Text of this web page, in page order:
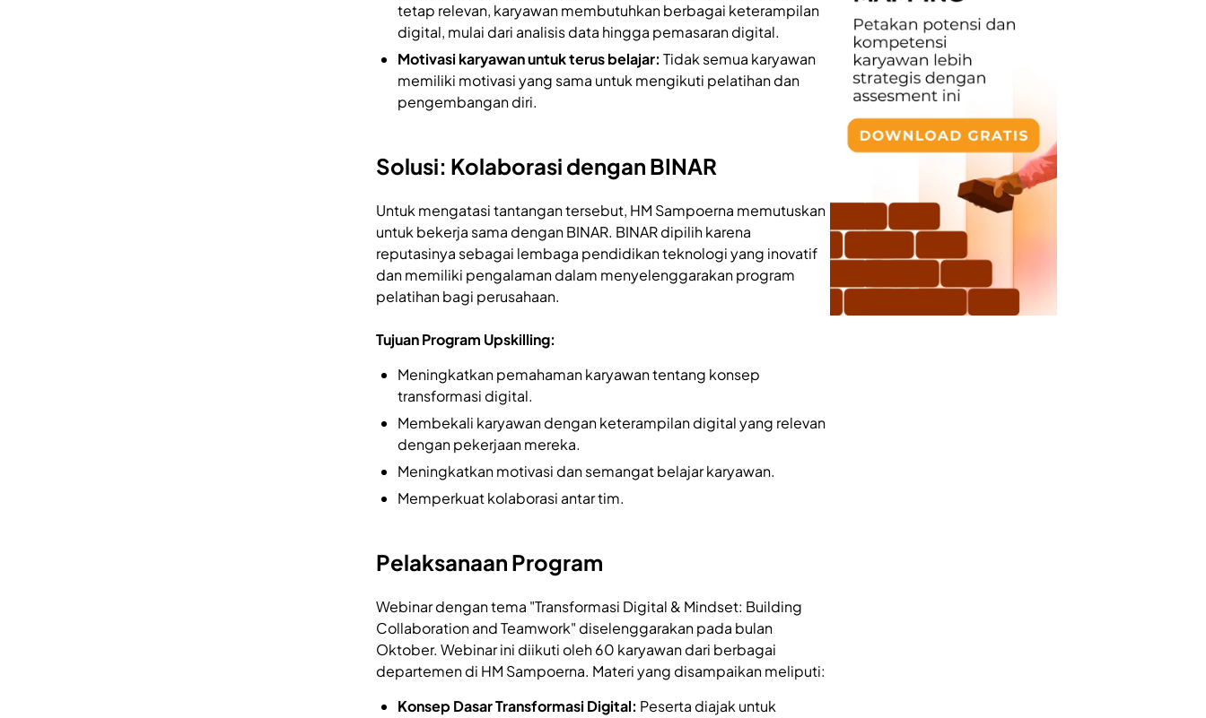
tetap relevan, karyawan membutuhkan berbagai keterampilan
digital, mulai dari analisis data hingga pemasaran digital.
Motivasi karyawan untuk terus belajar: Tidak semua karyawan
memiliki motivasi yang sama untuk mengikuti pelatihan dan
pengembangan diri.
Solusi: Kolaborasi dengan BINAR
Untuk mengatasi tantangan tersebut, HM Sampoerna memutuskan
untuk bekerja sama dengan BINAR. BINAR dipilih karena
reputasinya sebagai lembaga pendidikan teknologi yang inovatif
dan memiliki pengalaman dalam menyelenggarakan program
pelatihan bagi perusahaan.
Tujuan Program Upskilling:
Meningkatkan pemahaman karyawan tentang konsep
transformasi digital.
Membekali karyawan dengan keterampilan digital yang relevan
dengan pekerjaan mereka.
Meningkatkan motivasi dan semangat belajar karyawan.
Memperkuat kolaborasi antar tim.
Pelaksanaan Program
Webinar dengan tema "Transformasi Digital & Mindset: Building
Collaboration and Teamwork" diselenggarakan pada bulan
Oktober. Webinar ini diikuti oleh 60 karyawan dari berbagai
departemen di HM Sampoerna. Materi yang disampaikan meliputi:
Konsep Dasar Transformasi Digital: Peserta diajak untuk